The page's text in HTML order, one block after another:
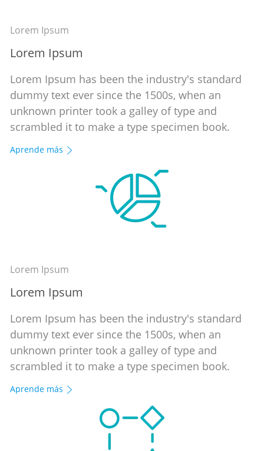
Lorem Ipsum
Lorem Ipsum
Lorem Ipsum has been the industry's standard
dummy text ever since the 1500s, when an
unknown printer took a galley of type and
scrambled it to make a type specimen book.
Aprende más
Lorem Ipsum
Lorem Ipsum
Lorem Ipsum has been the industry's standard
dummy text ever since the 1500s, when an
unknown printer took a galley of type and
scrambled it to make a type specimen book.
Aprende más